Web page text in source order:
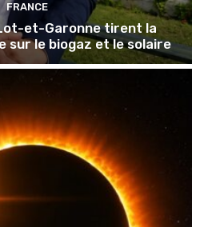
FRANCE
et-Garonne tirent la
sur le biogaz et le solaire